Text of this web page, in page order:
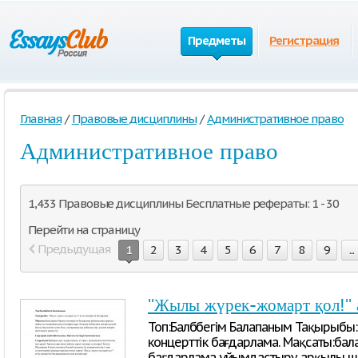
Предметы Регистрация
Главная / Правовые дисциплины / Административное право
Административное право
1,433 Правовые дисциплины Бесплатные рефераты: 1 - 30
Перейти на страницу
Предыдущая
1 2 3 4 5 6 7 8 9 ...
''Жылы жүрек-жомарт қол!''
Топ:Балбөбегім Балапаным
концерттік бағдарлама.